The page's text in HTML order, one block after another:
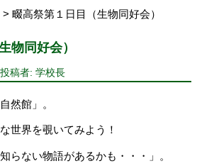
畷高祭第１日目（生物同好会）
物同好会）
投稿者: 学校長
然館」。
世界を覗いてみよう！
らない物語があるかも・・・」。